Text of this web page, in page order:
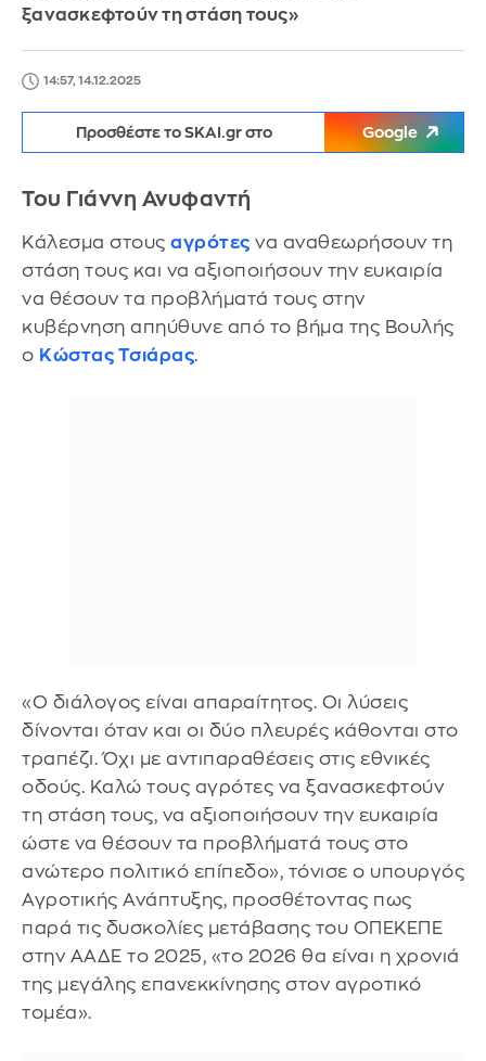
ξανασκεφτούν τη στάση τους»
14:57, 14.12.2025
Προσθέστε το SKAI.gr στο Google
Του Γιάννη Ανυφαντή
Κάλεσμα στους αγρότες να αναθεωρήσουν τη
στάση τους και να αξιοποιήσουν την ευκαιρία
να θέσουν τα προβλήματά τους στην
κυβέρνηση απηύθυνε από το βήμα της Βουλής
ο Κώστας Τσιάρας.
«Ο διάλογος είναι απαραίτητος. Οι λύσεις
δίνονται όταν και οι δύο πλευρές κάθονται στο
τραπέζι. Όχι με αντιπαραθέσεις στις εθνικές
οδούς. Καλώ τους αγρότες να ξανασκεφτούν
τη στάση τους, να αξιοποιήσουν την ευκαιρία
ώστε να θέσουν τα προβλήματά τους στο
ανώτερο πολιτικό επίπεδο», τόνισε ο υπουργός
Αγροτικής Ανάπτυξης, προσθέτοντας πως
παρά τις δυσκολίες μετάβασης του ΟΠΕΚΕΠΕ
στην ΑΑΔΕ το 2025, «το 2026 θα είναι η χρονιά
της μεγάλης επανεκκίνησης στον αγροτικό
τομέα».